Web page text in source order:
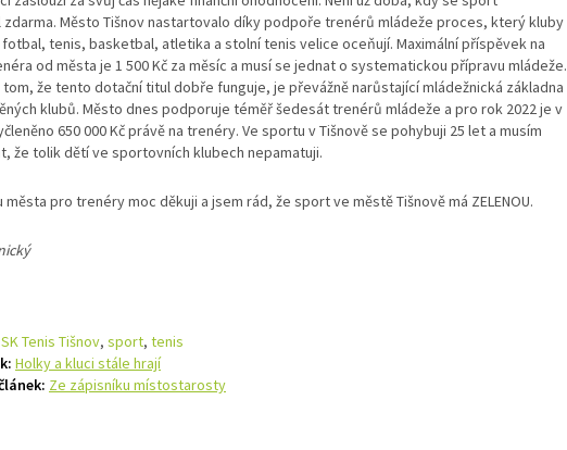
Město Tišnov nastartovalo díky podpoře trenérů mládeže proces, který kluby
tenis, basketbal, atletika a stolní tenis velice oceňují. Maximální příspěvek na
od města je 1 500 Kč za měsíc a musí se jednat o systematickou přípravu mládeže.
tom, že tento dotační titul dobře funguje, je převážně narůstající mládežnická základna
klubů. Město dnes podporuje téměř šedesát trenérů mládeže a pro rok 2022 je v
650 000 Kč právě na trenéry. Ve sportu v Tišnově se pohybuji 25 let a musím
že tolik dětí ve sportovních klubech nepamatuji.
města pro trenéry moc děkuji a jsem rád, že sport ve městě Tišnově má ZELENOU.
SK Tenis Tišnov, sport, tenis
Holky a kluci stále hrají
Ze zápisníku místostarosty